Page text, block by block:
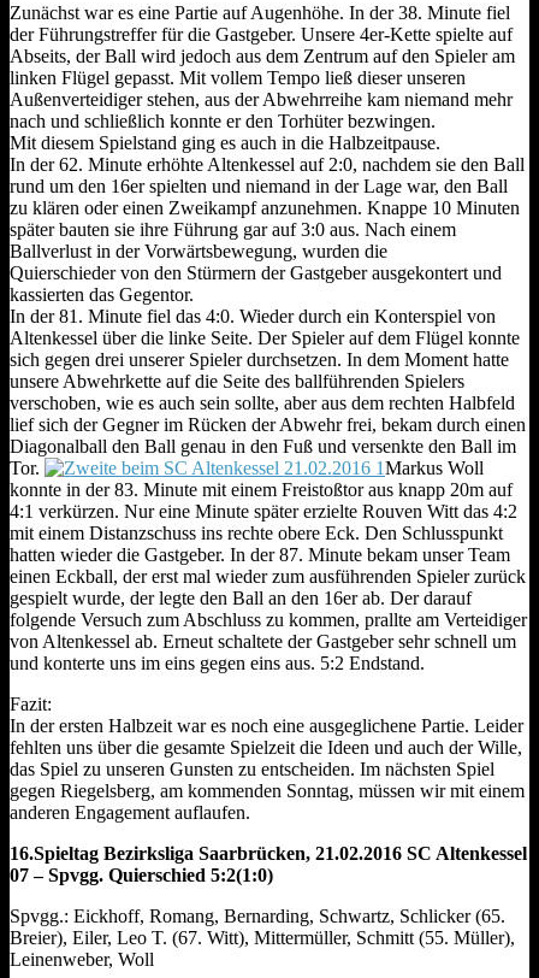
Zunächst war es eine Partie auf Augenhöhe. In der 38. Minute fiel
der Führungstreffer für die Gastgeber. Unsere 4er-Kette spielte auf
Abseits, der Ball wird jedoch aus dem Zentrum auf den Spieler am
linken Flügel gepasst. Mit vollem Tempo ließ dieser unseren
Außenverteidiger stehen, aus der Abwehrreihe kam niemand mehr
nach und schließlich konnte er den Torhüter bezwingen.
Mit diesem Spielstand ging es auch in die Halbzeitpause.
In der 62. Minute erhöhte Altenkessel auf 2:0, nachdem sie den Ball
rund um den 16er spielten und niemand in der Lage war, den Ball
zu klären oder einen Zweikampf anzunehmen. Knappe 10 Minuten
später bauten sie ihre Führung gar auf 3:0 aus. Nach einem
Ballverlust in der Vorwärtsbewegung, wurden die
Quierschieder von den Stürmern der Gastgeber ausgekontert und
kassierten das Gegentor.
In der 81. Minute fiel das 4:0. Wieder durch ein Konterspiel von
Altenkessel über die linke Seite. Der Spieler auf dem Flügel konnte
sich gegen drei unserer Spieler durchsetzen. In dem Moment hatte
unsere Abwehrkette auf die Seite des ballführenden Spielers
verschoben, wie es auch sein sollte, aber aus dem rechten Halbfeld
lief sich der Gegner im Rücken der Abwehr frei, bekam durch einen
Diagonalball den Ball genau in den Fuß und versenkte den Ball im
Tor.
Markus Woll
konnte in der 83. Minute mit einem Freistoßtor aus knapp 20m auf
4:1 verkürzen. Nur eine Minute später erzielte Rouven Witt das 4:2
mit einem Distanzschuss ins rechte obere Eck. Den Schlusspunkt
hatten wieder die Gastgeber. In der 87. Minute bekam unser Team
einen Eckball, der erst mal wieder zum ausführenden Spieler zurück
gespielt wurde, der legte den Ball an den 16er ab. Der darauf
folgende Versuch zum Abschluss zu kommen, prallte am Verteidiger
von Altenkessel ab. Erneut schaltete der Gastgeber sehr schnell um
und konterte uns im eins gegen eins aus. 5:2 Endstand.
Fazit:
In der ersten Halbzeit war es noch eine ausgeglichene Partie. Leider
fehlten uns über die gesamte Spielzeit die Ideen und auch der Wille,
das Spiel zu unseren Gunsten zu entscheiden. Im nächsten Spiel
gegen Riegelsberg, am kommenden Sonntag, müssen wir mit einem
anderen Engagement auflaufen.
16.Spieltag Bezirksliga Saarbrücken, 21.02.2016 SC Altenkessel
07 – Spvgg. Quierschied 5:2(1:0)
Spvgg.: Eickhoff, Romang, Bernarding, Schwartz, Schlicker (65.
Breier), Eiler, Leo T. (67. Witt), Mittermüller, Schmitt (55. Müller),
Leinenweber, Woll